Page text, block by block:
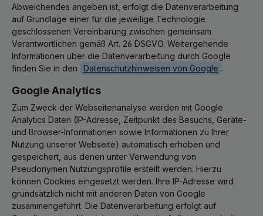
Abweichendes angeben ist, erfolgt die Datenverarbeitung
auf Grundlage einer für die jeweilige Technologie
geschlossenen Vereinbarung zwischen gemeinsam
Verantwortlichen gemäß Art. 26 DSGVO. Weitergehende
Informationen über die Datenverarbeitung durch Google
finden Sie in den
Datenschutzhinweisen von Google .
Google Analytics
Zum Zweck der Webseitenanalyse werden mit Google
Analytics Daten (IP-Adresse, Zeitpunkt des Besuchs, Geräte-
und Browser-Informationen sowie Informationen zu Ihrer
Nutzung unserer Webseite) automatisch erhoben und
gespeichert, aus denen unter Verwendung von
Pseudonymen Nutzungsprofile erstellt werden. Hierzu
können Cookies eingesetzt werden. Ihre IP-Adresse wird
grundsätzlich nicht mit anderen Daten von Google
zusammengeführt. Die Datenverarbeitung erfolgt auf